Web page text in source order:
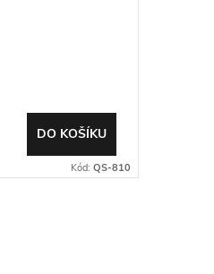
DO KOŠÍKU
Kód: QS-810